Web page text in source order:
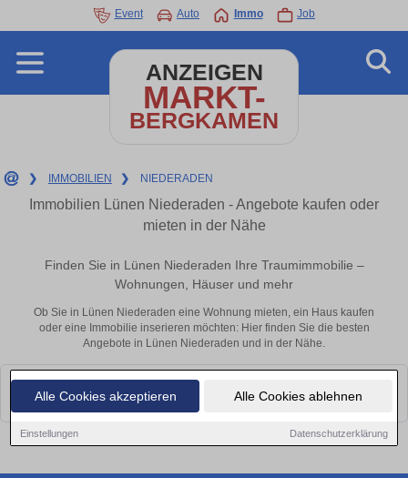
Alle Cookies akzeptieren Alle Cookies ablehnen
Einstellungen Datenschutzerklärung
Event Auto Immo Job
ANZEIGEN
MARKT-
BERGKAMEN
❯ IMMOBILIEN ❯ NIEDERADEN
Immobilien Lünen Niederaden - Angebote kaufen oder
mieten in der Nähe
Finden Sie in Lünen Niederaden Ihre Traumimmobilie –
Wohnungen, Häuser und mehr
Ob Sie in Lünen Niederaden eine Wohnung mieten, ein Haus kaufen
oder eine Immobilie inserieren möchten: Hier finden Sie die besten
Angebote in Lünen Niederaden und in der Nähe.
Leider konnten wir derzeit keine passenden Objekte finden. Schauen Sie
bald wieder vorbei!